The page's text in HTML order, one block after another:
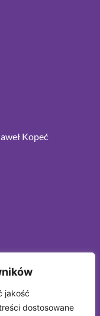
jakość
dostosowane
Kopeć